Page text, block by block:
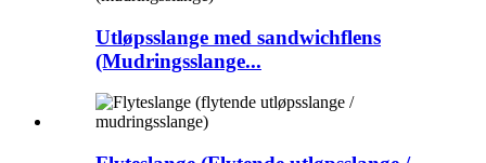
Utløpsslange med sandwichflens
(Mudringsslange...